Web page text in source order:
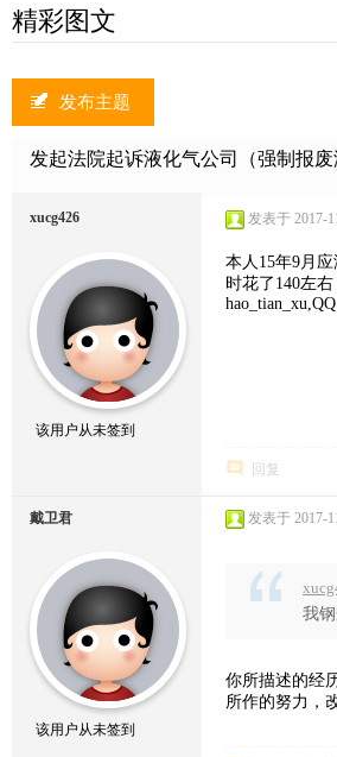
天
台
之
精彩图文
发布主题
发起法院起诉液化气公司（强制报
xucg426
该用户从未签到
发表于 2017-
本人15年9月
时花了140左
回复
戴卫君
该用户从未签到
发表于 2017-
我
你所描述的经
所作的努力，